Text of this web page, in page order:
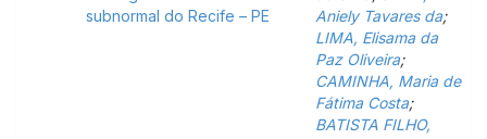
subnormal do Recife – PE
Aniely Tavares da;
LIMA, Elisama da
Paz Oliveira;
CAMINHA, Maria de
Fátima Costa;
BATISTA FILHO,